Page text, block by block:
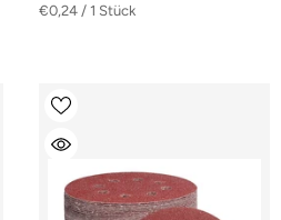
€0,24 / 1 Stück